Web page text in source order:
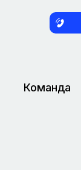
Команда